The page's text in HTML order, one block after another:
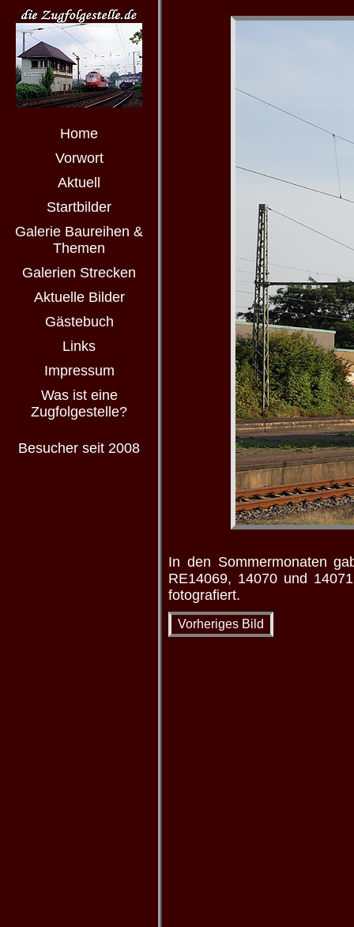
Home
Vorwort
Aktuell
Startbilder
Galerie Baureihen &
Themen
Galerien Strecken
Aktuelle Bilder
Gästebuch
Links
Impressum
Was ist eine
Zugfolgestelle?
Besucher seit 2008
In den Sommermonaten
RE14069, 14070 und
fotografiert.
Vorheriges Bild